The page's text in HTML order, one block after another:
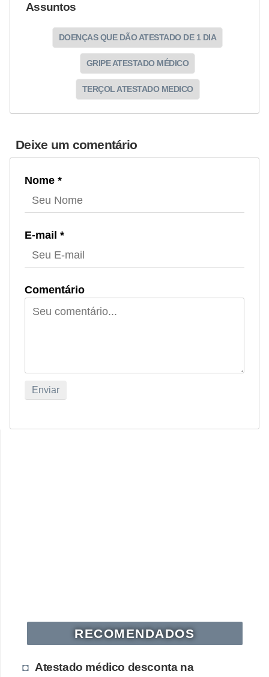
Assuntos
DOENÇAS QUE DÃO ATESTADO DE 1 DIA
GRIPE ATESTADO MÉDICO
TERÇOL ATESTADO MEDICO
Deixe um comentário
Nome *
E-mail *
Comentário
RECOMENDADOS
Atestado médico desconta na